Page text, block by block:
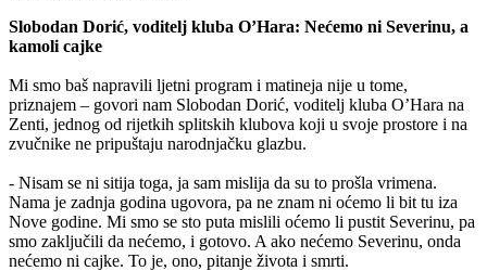
Slobodan Dorić, voditelj kluba O’Hara: Nećemo ni Severinu, a
kamoli cajke
Mi smo baš napravili ljetni program i matineja nije u tome,
priznajem – govori nam Slobodan Dorić, voditelj kluba O’Hara na
Zenti, jednog od rijetkih splitskih klubova koji u svoje prostore i na
zvučnike ne pripuštaju narodnjačku glazbu.
- Nisam se ni sitija toga, ja sam mislija da su to prošla vrimena.
Nama je zadnja godina ugovora, pa ne znam ni oćemo li bit tu iza
Nove godine. Mi smo se sto puta mislili oćemo li pustit Severinu, pa
smo zaključili da nećemo, i gotovo. A ako nećemo Severinu, onda
nećemo ni cajke. To je, ono, pitanje života i smrti.